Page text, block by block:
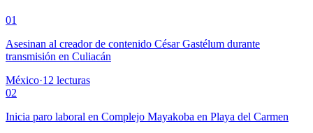
01
Asesinan al creador de contenido César Gastélum durante
transmisión en Culiacán
México·12 lecturas
02
Inicia paro laboral en Complejo Mayakoba en Playa del Carmen